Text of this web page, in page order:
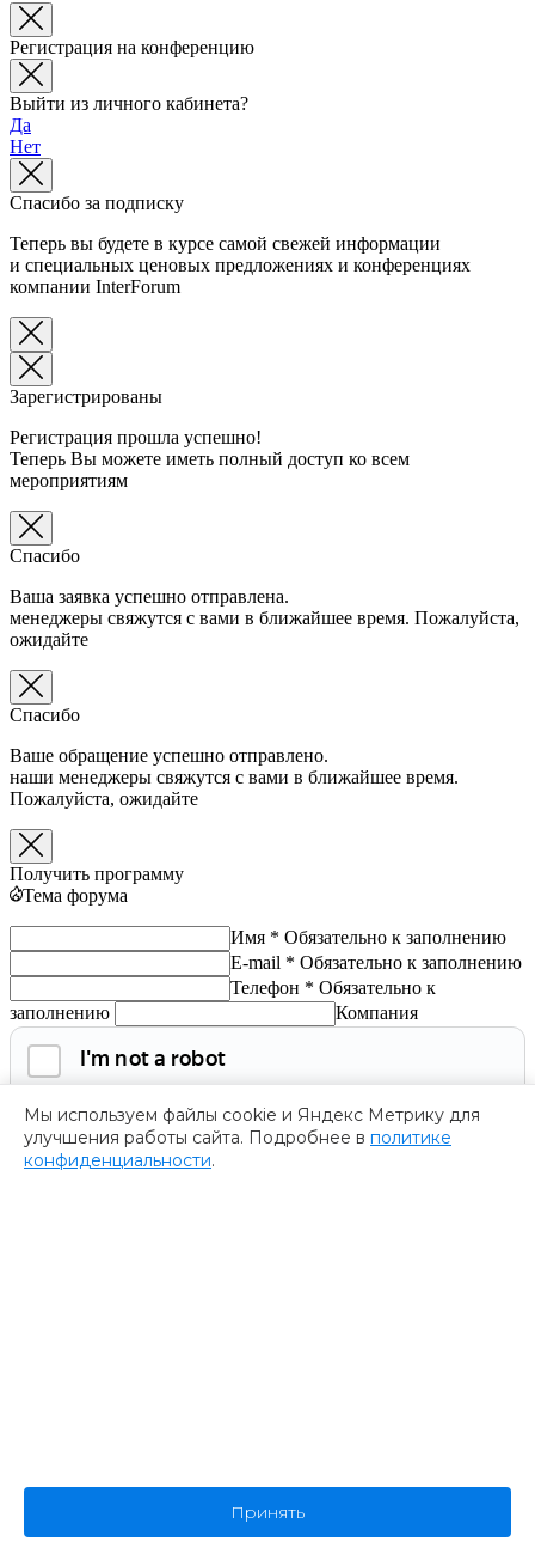
Мы используем файлы cookie и Яндекс Метрику для
улучшения работы сайта. Подробнее в политике
конфиденциальности.
Принять
Регистрация на конференцию
Выйти из личного кабинета?
Да
Нет
Спасибо за подписку
Теперь вы будете в курсе самой свежей информации
и специальных ценовых предложениях и конференциях
компании InterForum
Зарегистрированы
Регистрация прошла успешно!
Теперь Вы можете иметь полный доступ ко всем
мероприятиям
Спасибо
Ваша заявка успешно отправлена.
менеджеры свяжутся с вами в ближайшее время. Пожалуйста,
ожидайте
Спасибо
Ваше обращение успешно отправлено.
наши менеджеры свяжутся с вами в ближайшее время.
Пожалуйста, ожидайте
Получить программу
Тема форума
Имя * Обязательно к заполнению
E-mail * Обязательно к заполнению
Телефон * Обязательно к
заполнению
Компания
В случае возникновения дополнительных вопросов
или предложений, не стесняйтесь обращаться к нам.
Спасибо за проявленный интерес к нашему форуму!